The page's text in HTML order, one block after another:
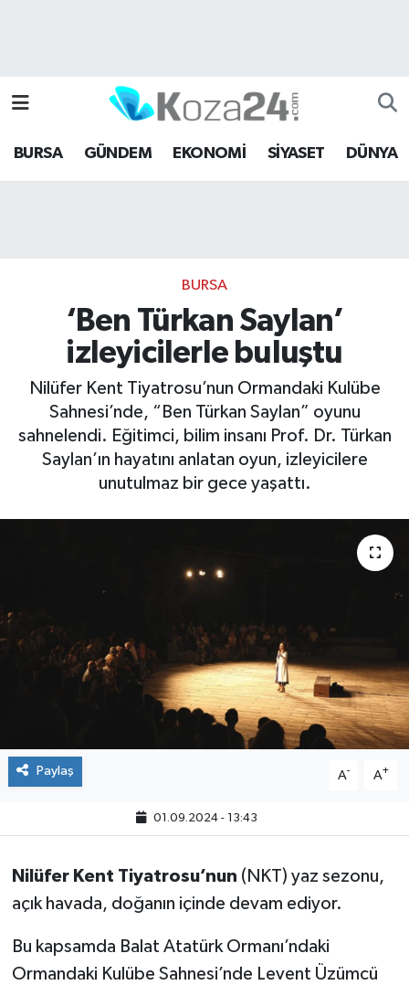
BURSA GÜNDEM EKONOMİ SİYASET DÜNYA
BURSA
‘Ben Türkan Saylan’
izleyicilerle buluştu
Nilüfer Kent Tiyatrosu’nun Ormandaki Kulübe
Sahnesi’nde, “Ben Türkan Saylan” oyunu
sahnelendi. Eğitimci, bilim insanı Prof. Dr. Türkan
Saylan’ın hayatını anlatan oyun, izleyicilere
unutulmaz bir gece yaşattı.
Paylaş A- A+
01.09.2024 - 13:43
Nilüfer Kent Tiyatrosu’nun (NKT) yaz sezonu,
açık havada, doğanın içinde devam ediyor.
Bu kapsamda Balat Atatürk Ormanı’ndaki
Ormandaki Kulübe Sahnesi’nde Levent Üzümcü
Bursa Hava Durumu
Bursa Namaz Vakitleri
Son Dakika Haberleri
Haber Arşivi